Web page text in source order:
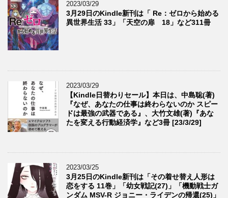
2023/03/29
3月29日のKindle新刊は「 Re：ゼロから始める
異世界生活 33」「天空の扉 18」など311冊
2023/03/29
【Kindle日替わりセール】本日は、中島聡(著)
『なぜ、あなたの仕事は終わらないのか スピー
ドは最強の武器である』、大竹文雄(著)『あな
たを変える行動経済学』など3冊 [23/3/29]
2023/03/25
3月25日のKindle新刊は「その着せ替え人形は
恋をする 11巻」「幼女戦記(27)」「機動戦士ガ
ンダム MSV-R ジョニー・ライデンの帰還(25)」